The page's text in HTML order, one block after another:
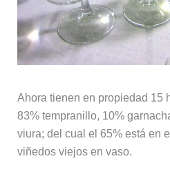
Ahora tienen en propiedad 15
83% tempranillo, 10%
viura; del cual el 65% está en
viñedos viejos en vaso.